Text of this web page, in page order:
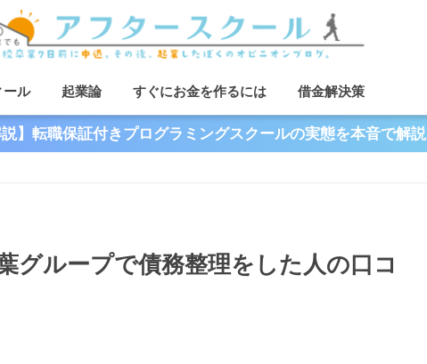
ール 起業論 すぐにお金を作るには 借金解決策
】転職保証付きプログラミングスクールの実態を本音で解説
グループで債務整理をした人の口コ